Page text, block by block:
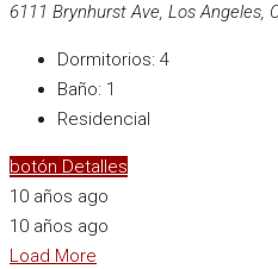
6111 Brynhurst Ave, Los Angeles,
Dormitorios: 4
Baño: 1
Residencial
botón Detalles
10 años ago
10 años ago
Load More